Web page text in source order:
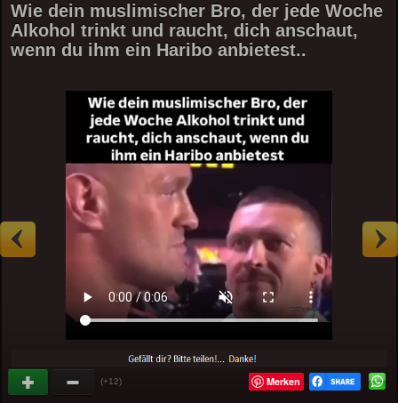
Wie dein muslimischer Bro, der jede Woche
Alkohol trinkt und raucht, dich anschaut,
wenn du ihm ein Haribo anbietest..
(+12) Merken